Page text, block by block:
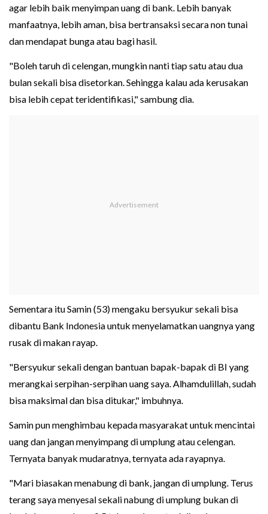
agar lebih baik menyimpan uang di bank. Lebih banyak
manfaatnya, lebih aman, bisa bertransaksi secara non tunai
dan mendapat bunga atau bagi hasil.
"Boleh taruh di celengan, mungkin nanti tiap satu atau dua
bulan sekali bisa disetorkan. Sehingga kalau ada kerusakan
bisa lebih cepat teridentifikasi," sambung dia.
Sementara itu Samin (53) mengaku bersyukur sekali bisa
dibantu Bank Indonesia untuk menyelamatkan uangnya yang
rusak di makan rayap.
"Bersyukur sekali dengan bantuan bapak-bapak di BI yang
merangkai serpihan-serpihan uang saya. Alhamdulillah, sudah
bisa maksimal dan bisa ditukar," imbuhnya.
Samin pun menghimbau kepada masyarakat untuk mencintai
uang dan jangan menyimpang di umplung atau celengan.
Ternyata banyak mudaratnya, ternyata ada rayapnya.
"Mari biasakan menabung di bank, jangan di umplung. Terus
terang saya menyesal sekali nabung di umplung bukan di